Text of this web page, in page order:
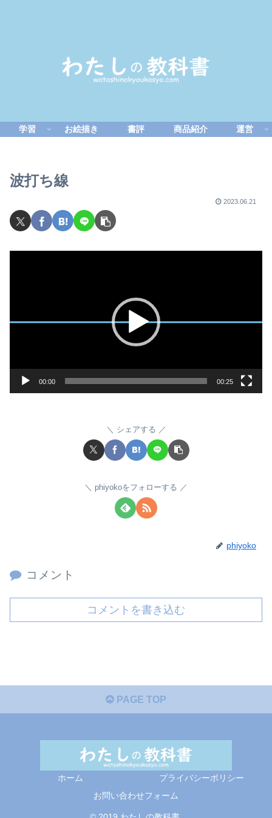
学習 お絵描き 書評 商品紹介 運営
波打ち線
2023.06.21
ー
00:00 00:25
シェアする
phiyokoをフォローする
phiyoko
コメント
コメントを書き込む
PAGE TOP
ホーム
プライバシーポリシー
お問い合わせフォーム